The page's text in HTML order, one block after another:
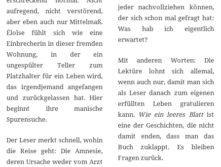
aufregend, nicht verstörend,
aber eben auch nur Mittelmaß.
Éloïse fühlt sich wie eine
Einbrecherin in dieser fremden
Wohnung, in der ein
ungespülter Teller zum
Platzhalter für ein Leben wird,
das irgendjemand angefangen
und zurückgelassen hat. Hier
beginnt ihre manische
Spurensuche.
Der Leser merkt schnell, wohin
die Reise geht: Die Amnesie,
deren Ursache weder vom Arzt
jeder nachvollziehen können,
der sich schon mal gefragt hat:
Was hab ich eigentlich
erwartet?
Mit anderen Worten: Die
Lektüre lohnt sich allemal,
wenn auch nur, damit man sich
als Leser danach zum eigenen
erfüllten Leben gratulieren
kann. Wie ein leeres Blatt ist
eine der Geschichten, die nicht
damit enden, dass man das
Buch zuklappt. Es bleiben
Fragen zurück.